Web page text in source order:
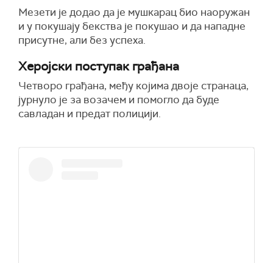
Мезети је додао да је мушкарац био наоружан
и у покушају бекства је покушао и да нападне
присутне, али без успеха.
Херојски поступак грађана
Четворо грађана, међу којима двоје странаца,
јурнуло је за возачем и помогло да буде
савладан и предат полицији.